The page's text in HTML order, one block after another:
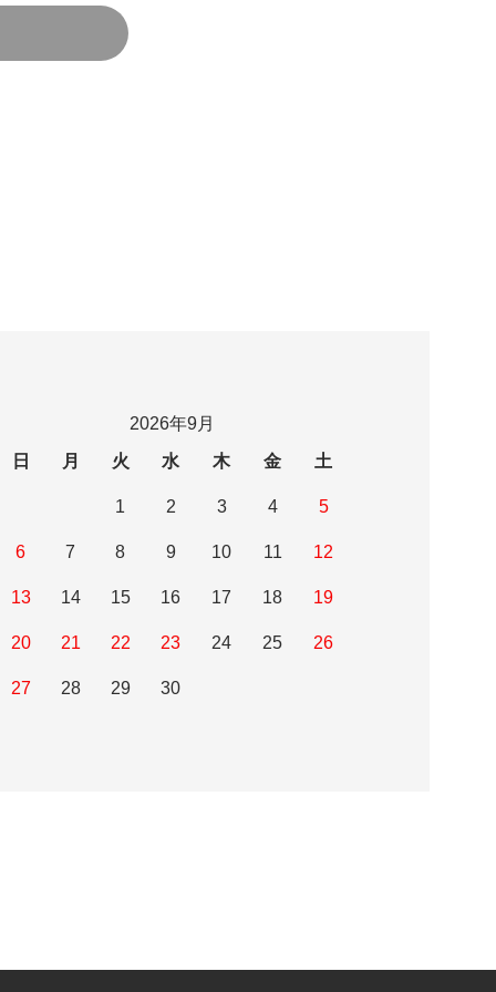
2026年9月
日
月 火 水 木 金 土
1 2 3 4 5
6 7 8 9 10 11 12
13 14 15 16 17 18 19
20 21 22 23 24 25 26
27 28 29 30